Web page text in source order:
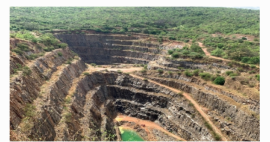
submissão de pré-propostas poderá ser feita até 1º de
setembro